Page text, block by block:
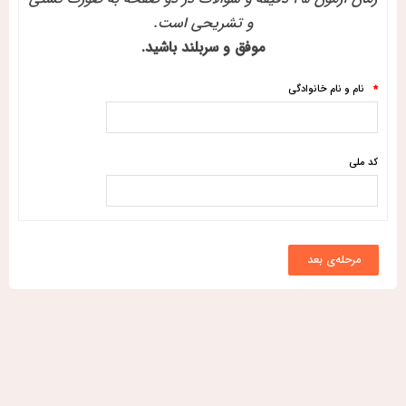
و تشریحی است.
موفق و سربلند باشید.
* نام و نام خانوادگی
کد ملی
مرحله‌ی بعد